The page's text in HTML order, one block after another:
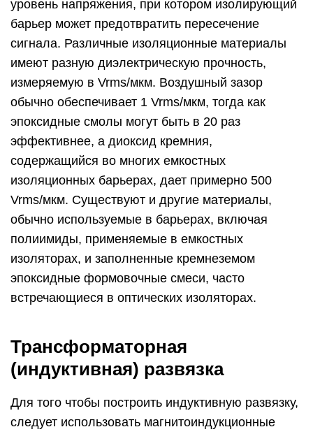
уровень напряжения, при котором изолирующий
барьер может предотвратить пересечение
сигнала. Различные изоляционные материалы
имеют разную диэлектрическую прочность,
измеряемую в Vrms/мкм. Воздушный зазор
обычно обеспечивает 1 Vrms/мкм, тогда как
эпоксидные смолы могут быть в 20 раз
эффективнее, а диоксид кремния,
содержащийся во многих емкостных
изоляционных барьерах, дает примерно 500
Vrms/мкм. Существуют и другие материалы,
обычно используемые в барьерах, включая
полиимиды, применяемые в емкостных
изоляторах, и заполненные кремнеземом
эпоксидные формовочные смеси, часто
встречающиеся в оптических изоляторах.
Трансформаторная
(индуктивная) развязка
Для того чтобы построить индуктивную развязку,
следует использовать магнитоиндукционные